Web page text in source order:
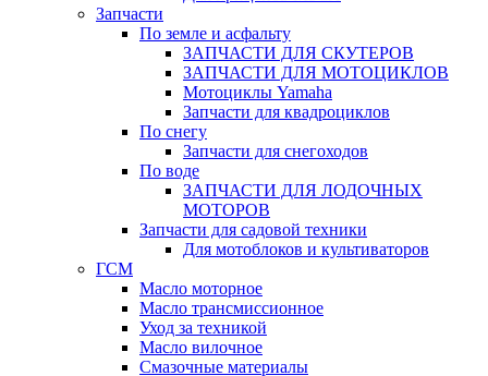
Запчасти
По земле и асфальту
ЗАПЧАСТИ ДЛЯ СКУТЕРОВ
ЗАПЧАСТИ ДЛЯ МОТОЦИКЛОВ
Мотоциклы Yamaha
Запчасти для квадроциклов
По снегу
Запчасти для снегоходов
По воде
ЗАПЧАСТИ ДЛЯ ЛОДОЧНЫХ
МОТОРОВ
Запчасти для садовой техники
Для мотоблоков и культиваторов
ГСМ
Масло моторное
Масло трансмиссионное
Уход за техникой
Масло вилочное
Смазочные материалы